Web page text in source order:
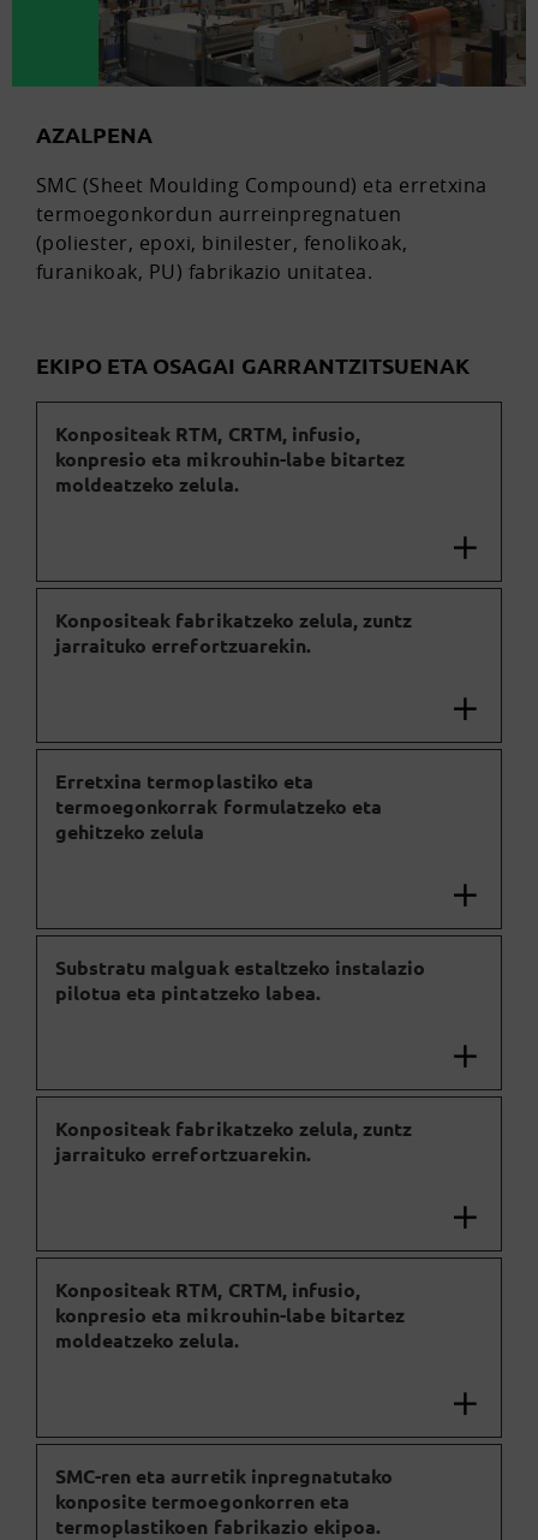
AZALPENA
SMC (Sheet Moulding Compound) eta erretxina
termoegonkordun aurreinpregnatuen
(poliester, epoxi, binilester, fenolikoak,
furanikoak, PU) fabrikazio unitatea.
EKIPO ETA OSAGAI GARRANTZITSUENAK
Konpositeak RTM, CRTM, infusio,
konpresio eta mikrouhin-labe bitartez
moldeatzeko zelula.
Konpositeak fabrikatzeko zelula, zuntz
jarraituko errefortzuarekin.
Erretxina termoplastiko eta
termoegonkorrak formulatzeko eta
gehitzeko zelula
Substratu malguak estaltzeko instalazio
pilotua eta pintatzeko labea.
Konpositeak fabrikatzeko zelula, zuntz
jarraituko errefortzuarekin.
Konpositeak RTM, CRTM, infusio,
konpresio eta mikrouhin-labe bitartez
moldeatzeko zelula.
SMC-ren eta aurretik inpregnatutako
konposite termoegonkorren eta
termoplastikoen fabrikazio ekipoa.